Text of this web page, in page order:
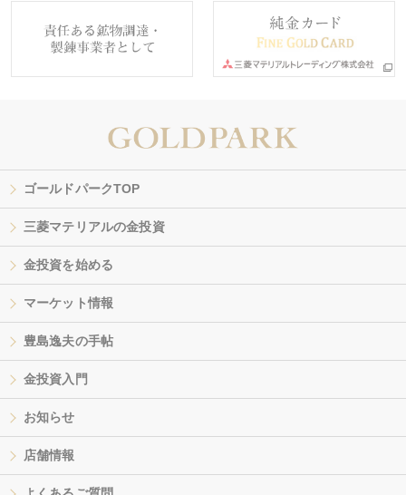
ゴールドパークTOP
三菱マテリアルの金投資
金投資を始める
マーケット情報
豊島逸夫の手帖
金投資入門
お知らせ
店舗情報